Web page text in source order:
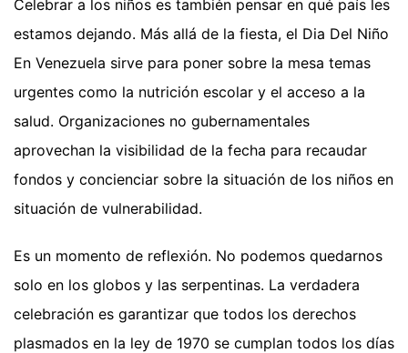
Celebrar a los niños es también pensar en qué país les
estamos dejando. Más allá de la fiesta, el Dia Del Niño
En Venezuela sirve para poner sobre la mesa temas
urgentes como la nutrición escolar y el acceso a la
salud. Organizaciones no gubernamentales
aprovechan la visibilidad de la fecha para recaudar
fondos y concienciar sobre la situación de los niños en
situación de vulnerabilidad.
Es un momento de reflexión. No podemos quedarnos
solo en los globos y las serpentinas. La verdadera
celebración es garantizar que todos los derechos
plasmados en la ley de 1970 se cumplan todos los días